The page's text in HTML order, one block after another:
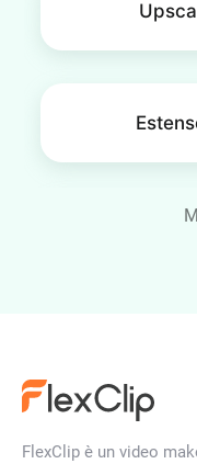
FlexClip è un video